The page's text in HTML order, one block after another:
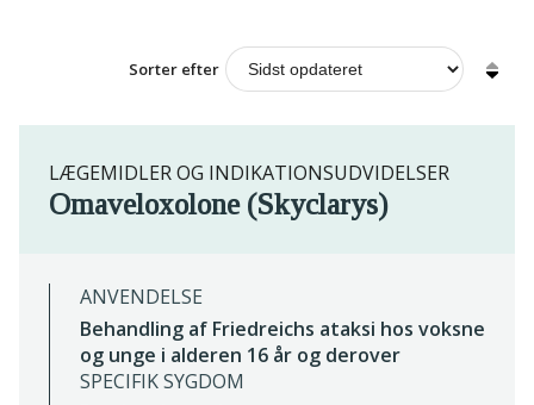
Sorter efter
LÆGEMIDLER OG INDIKATIONSUDVIDELSER
Omaveloxolone (Skyclarys)
ANVENDELSE
Behandling af Friedreichs ataksi hos voksne
og unge i alderen 16 år og derover
SPECIFIK SYGDOM